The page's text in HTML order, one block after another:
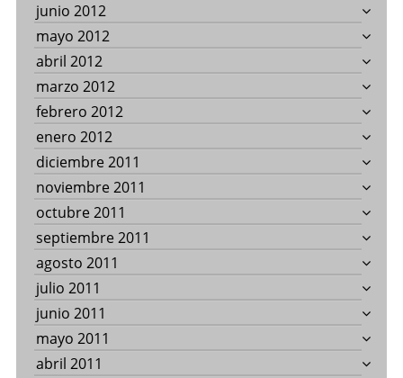
junio 2012
mayo 2012
abril 2012
marzo 2012
febrero 2012
enero 2012
diciembre 2011
noviembre 2011
octubre 2011
septiembre 2011
agosto 2011
julio 2011
junio 2011
mayo 2011
abril 2011